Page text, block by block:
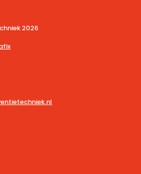
2026